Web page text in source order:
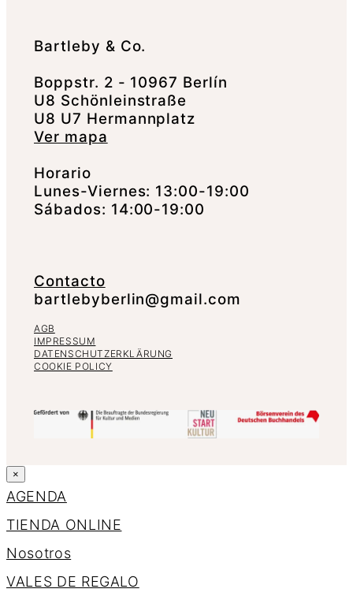
Bartleby & Co.
Boppstr. 2 - 10967 Berlín
U8 Schönleinstraße
U8 U7 Hermannplatz
Ver mapa
Horario
Lunes-Viernes: 13:00-19:00
Sábados: 14:00-19:00
Contacto
bartlebyberlin@gmail.com
AGB
IMPRESSUM
DATENSCHUTZERKLÄRUNG
COOKIE POLICY
×
AGENDA
TIENDA ONLINE
Nosotros
VALES DE REGALO